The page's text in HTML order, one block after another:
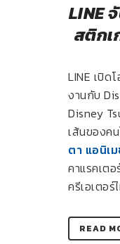
LINE
สติกเ
LINE เปิด
งานกับ
Disney
เส้นของค
ตา แอนิเ
คาแรคเต
ครีเอเตอ
READ